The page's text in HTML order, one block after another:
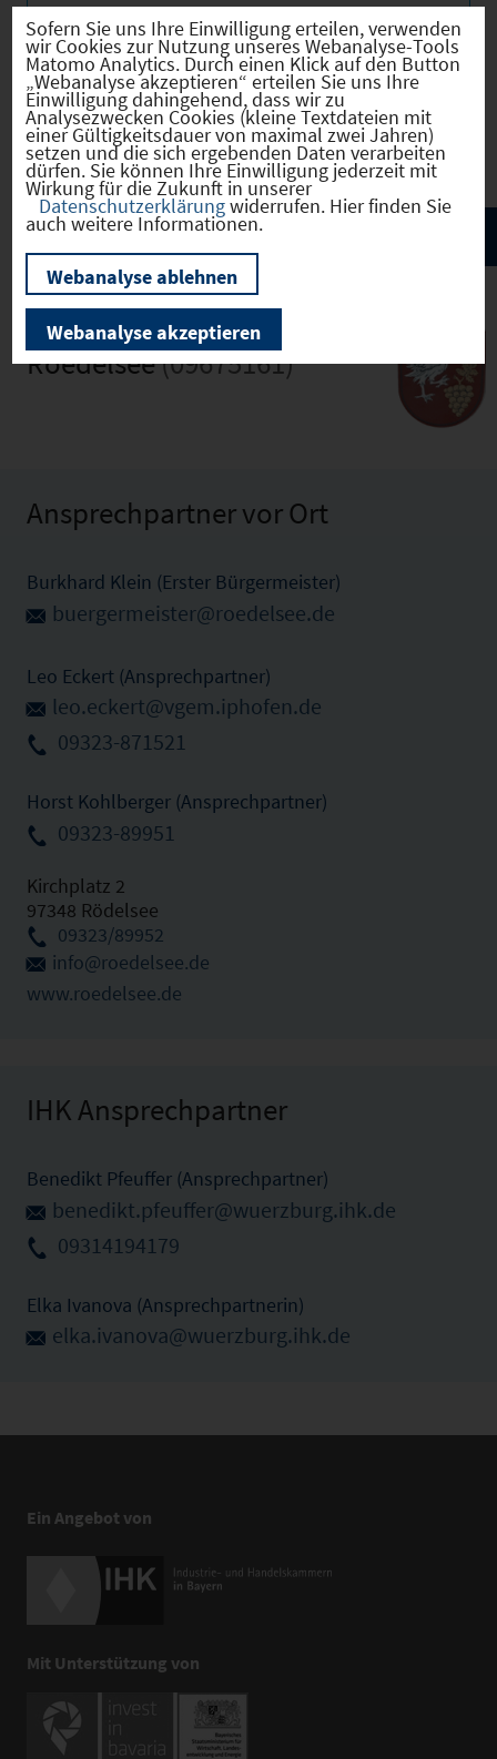
Verkehrsinfrastruktur
Kommunale Infrastruktur
Roedelsee(09675161)
Ansprechpartner vor Ort
Burkhard Klein (Erster Bürgermeister)
buergermeister@roedelsee.de
Leo Eckert (Ansprechpartner)
leo.eckert@vgem.iphofen.de
09323-871521
Horst Kohlberger (Ansprechpartner)
09323-89951
Kirchplatz 2
97348 Rödelsee
09323/89952
info@roedelsee.de
www.roedelsee.de
IHK Ansprechpartner
Benedikt Pfeuffer (Ansprechpartner)
benedikt.pfeuffer@wuerzburg.ihk.de
09314194179
Elka Ivanova (Ansprechpartnerin)
elka.ivanova@wuerzburg.ihk.de
Ein Angebot von
Mit Unterstützung von
Sofern Sie uns Ihre Einwilligung erteilen, verwenden
wir Cookies zur Nutzung unseres Webanalyse-Tools
Matomo Analytics. Durch einen Klick auf den Button
„Webanalyse akzeptieren“ erteilen Sie uns Ihre
Einwilligung dahingehend, dass wir zu
Analysezwecken Cookies (kleine Textdateien mit
einer Gültigkeitsdauer von maximal zwei Jahren)
setzen und die sich ergebenden Daten verarbeiten
dürfen. Sie können Ihre Einwilligung jederzeit mit
Wirkung für die Zukunft in unserer
Datenschutzerklärungwiderrufen. Hier finden Sie
auch weitere Informationen.
Webanalyse ablehnen
Webanalyse akzeptieren